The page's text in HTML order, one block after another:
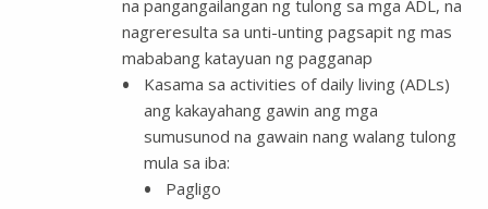
na pangangailangan ng tulong sa mga ADL, na
nagreresulta sa unti-unting pagsapit ng mas
mababang katayuan ng pagganap
Kasama sa activities of daily living (ADLs)
ang kakayahang gawin ang mga
sumusunod na gawain nang walang tulong
mula sa iba:
Pagligo